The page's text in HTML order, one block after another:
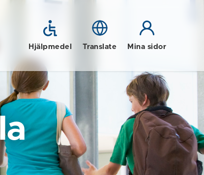
Hjälpmedel Translate Mina sidor